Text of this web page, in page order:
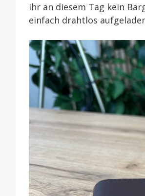
ihr an diesem Tag kein
einfach drahtlos